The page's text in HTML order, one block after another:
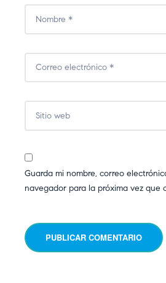
Guarda mi nombre, correo
navegador para la próxima vez que
PUBLICAR COMENTARIO